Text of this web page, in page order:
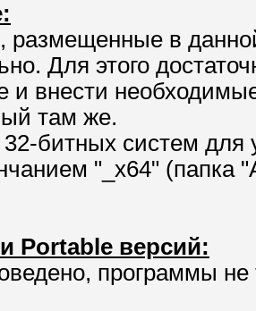
размещенные в
Для этого
и внести
там же.
битных систем для
"_х64" (папка
Portable версий:
программы не